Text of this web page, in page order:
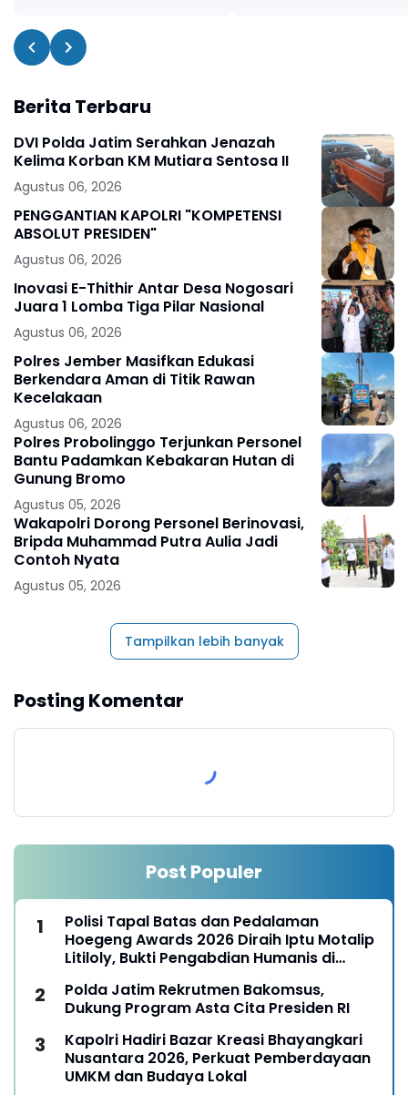
Berita Terbaru
DVI Polda Jatim Serahkan Jenazah
Kelima Korban KM Mutiara Sentosa II
Agustus 06, 2026
PENGGANTIAN KAPOLRI "KOMPETENSI
ABSOLUT PRESIDEN"
Agustus 06, 2026
Inovasi E-Thithir Antar Desa Nogosari
Juara 1 Lomba Tiga Pilar Nasional
Agustus 06, 2026
Polres Jember Masifkan Edukasi
Berkendara Aman di Titik Rawan
Kecelakaan
Agustus 06, 2026
Polres Probolinggo Terjunkan Personel
Bantu Padamkan Kebakaran Hutan di
Gunung Bromo
Agustus 05, 2026
Wakapolri Dorong Personel Berinovasi,
Bripda Muhammad Putra Aulia Jadi
Contoh Nyata
Agustus 05, 2026
Tampilkan lebih banyak
Posting Komentar
Post Populer
Polisi Tapal Batas dan Pedalaman
Hoegeng Awards 2026 Diraih Iptu Motalip
Litiloly, Bukti Pengabdian Humanis di
Polda Jatim Rekrutmen Bakomsus,
Dukung Program Asta Cita Presiden RI
Kapolri Hadiri Bazar Kreasi Bhayangkari
Nusantara 2026, Perkuat Pemberdayaan
UMKM dan Budaya Lokal